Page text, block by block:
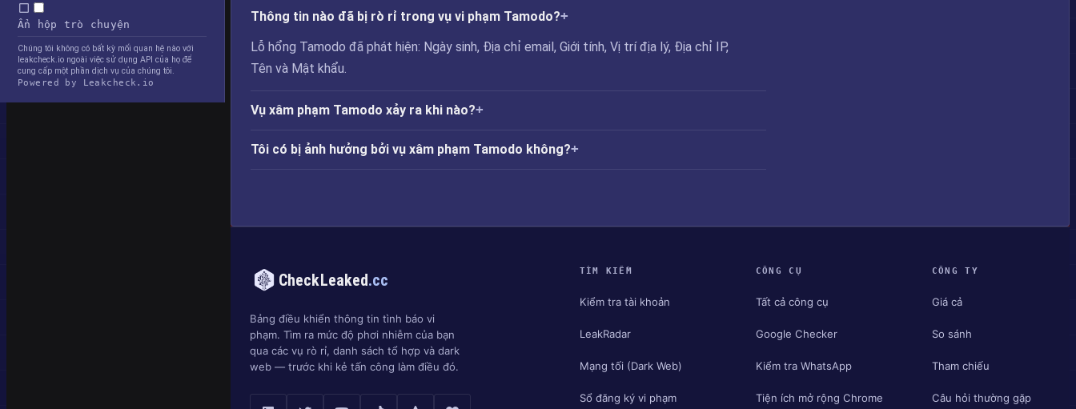
Ẩn hộp trò chuyện
Chúng tôi không có bất kỳ mối quan hệ nào với
leakcheck.io ngoài việc sử dụng API của họ để
cung cấp một phần dịch vụ của chúng tôi.
Powered by Leakcheck.io
Thông tin nào đã bị rò rỉ trong vụ vi phạm Tamodo?
Lỗ hổng Tamodo đã phát hiện: Ngày sinh, Địa chỉ email, Giới tính, Vị trí địa lý, Địa chỉ IP,
Tên và Mật khẩu.
Vụ xâm phạm Tamodo xảy ra khi nào?
Tôi có bị ảnh hưởng bởi vụ xâm phạm Tamodo không?
CheckLeaked.cc
Bảng điều khiển thông tin tình báo vi
phạm. Tìm ra mức độ phơi nhiễm của bạn
qua các vụ rò rỉ, danh sách tổ hợp và dark
web — trước khi kẻ tấn công làm điều đó.
TÌM KIẾM
Kiểm tra tài khoản
LeakRadar
Mạng tối (Dark Web)
Sổ đăng ký vi phạm
CÔNG CỤ
Tất cả công cụ
Google Checker
Kiểm tra WhatsApp
Tiện ích mở rộng Chrome
CÔNG TY
Giá cả
So sánh
Tham chiếu
Câu hỏi thường gặp